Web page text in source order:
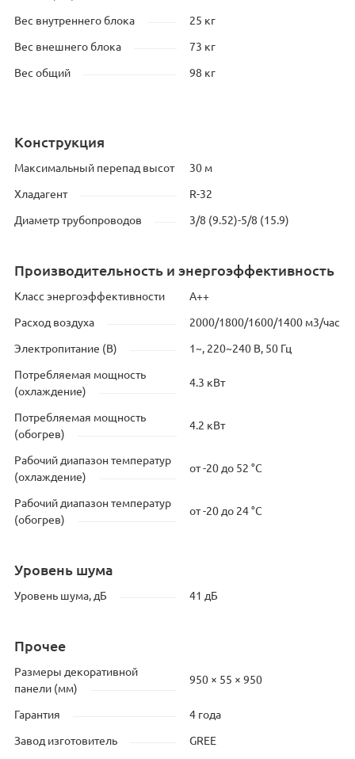
Вес внутреннего блока 25 кг
Вес внешнего блока 73 кг
Вес общий 98 кг
Конструкция
Максимальный перепад высот 30 м
Хладагент R-32
Диаметр трубопроводов 3/8 (9.52)-5/8 (15.9)
Производительность и энергоэффективность
Класс энергоэффективности A++
Расход воздуха 2000/1800/1600/1400 м3/час
Электропитание (В) 1~, 220~240 В, 50 Гц
Потребляемая мощность
(охлаждение)
4.3 кВт
Потребляемая мощность
(обогрев)
4.2 кВт
Рабочий диапазон температур
(охлаждение)
от -20 до 52 °C
Рабочий диапазон температур
(обогрев)
от -20 до 24 °C
Уровень шума
Уровень шума, дБ 41 дБ
Прочее
Размеры декоративной
панели (мм)
950 × 55 × 950
Гарантия 4 года
Завод изготовитель GREE